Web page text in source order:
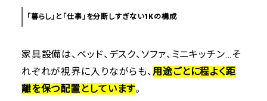
「暮らし」と「仕事」を分断しすぎない1Kの構成
家具設備は、ベッド、デスク、ソファ、ミニキッチン…そ
れぞれが視界に入りながらも、 用途ごとに程よく距
離を保つ配置としています。